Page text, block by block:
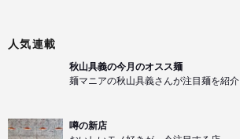
人気連載
秋山具義の今月のオスス麺
麺マニアの秋山具義さんが注目麺を紹介
噂の新店